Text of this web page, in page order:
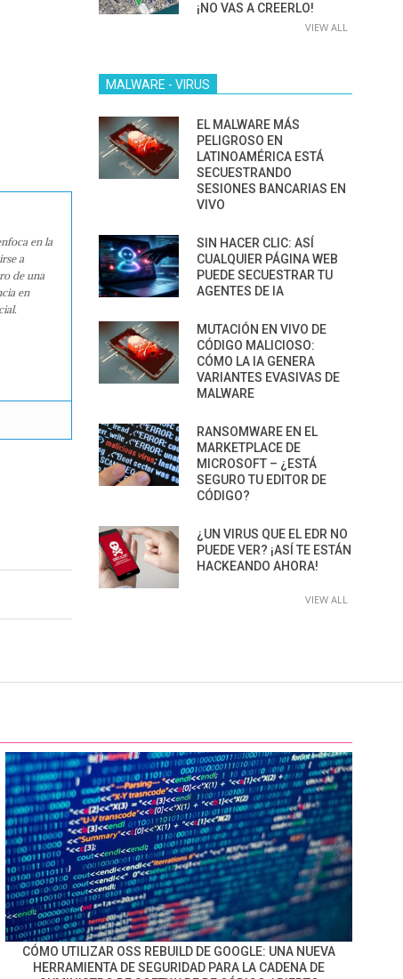
en la
a
de una
en
¡NO VAS A CREERLO!
VIEW ALL
MALWARE - VIRUS
EL MALWARE MÁS
PELIGROSO EN
LATINOAMÉRICA ESTÁ
SECUESTRANDO
SESIONES BANCARIAS EN
VIVO
SIN HACER CLIC: ASÍ
CUALQUIER PÁGINA WEB
PUEDE SECUESTRAR TU
AGENTES DE IA
MUTACIÓN EN VIVO DE
CÓDIGO MALICIOSO:
CÓMO LA IA GENERA
VARIANTES EVASIVAS DE
MALWARE
RANSOMWARE EN EL
MARKETPLACE DE
MICROSOFT – ¿ESTÁ
SEGURO TU EDITOR DE
CÓDIGO?
¿UN VIRUS QUE EL EDR NO
PUEDE VER? ¡ASÍ TE ESTÁN
HACKEANDO AHORA!
VIEW ALL
CÓMO UTILIZAR OSS REBUILD DE GOOGLE: UNA NUEVA
HERRAMIENTA DE SEGURIDAD PARA LA CADENA DE